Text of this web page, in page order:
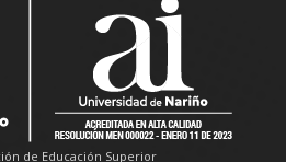
de Educación Superior